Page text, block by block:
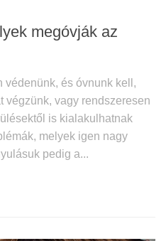
megóvják az
védenünk, és óvnunk kell,
végzünk, vagy rendszeresen
is kialakulhatnak
melyek igen nagy
pedig a...